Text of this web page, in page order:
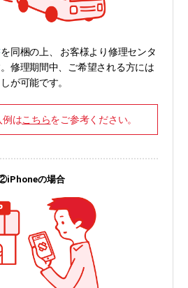
を同梱の上、 お客様より修理センタ
修理期間中、ご希望される方には
が可能です。
例はこちらをご参考ください。
の場合